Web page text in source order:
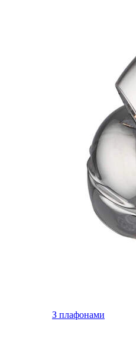
З плафонами